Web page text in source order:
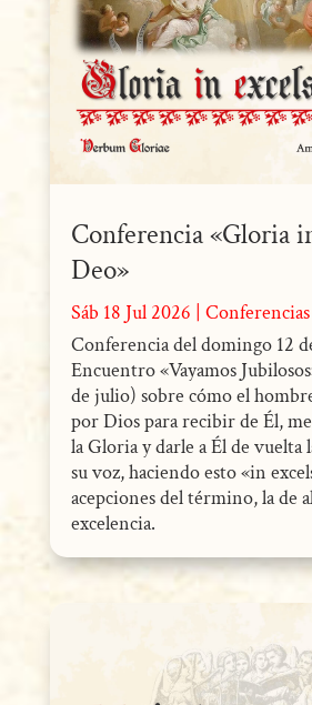
Conferencia «Gloria
Deo»
Sáb 18 Jul 2026
Conferencias
Conferencia del domingo 12
Encuentro «Vayamos
de julio) sobre cómo el
por Dios para recibir de Él,
la Gloria y darle a Él de vuelta
su voz, haciendo esto «in
acepciones del término, la de
excelencia.